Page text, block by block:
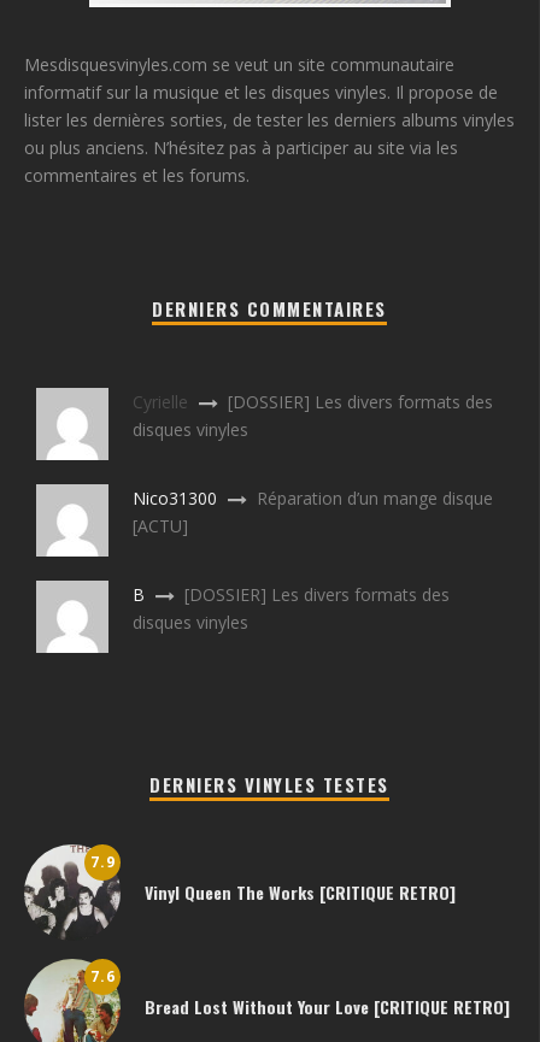
Mesdisquesvinyles.com se veut un site communautaire
informatif sur la musique et les disques vinyles. Il propose de
lister les dernières sorties, de tester les derniers albums vinyles
ou plus anciens. N’hésitez pas à participer au site via les
commentaires et les forums.
DERNIERS COMMENTAIRES
Cyrielle
[DOSSIER] Les divers formats des
disques vinyles
Nico31300
Réparation d’un mange disque
[ACTU]
B
[DOSSIER] Les divers formats des
disques vinyles
DERNIERS VINYLES TESTES
7.9
Vinyl Queen The Works [CRITIQUE RETRO]
7.6
Bread Lost Without Your Love [CRITIQUE RETRO]